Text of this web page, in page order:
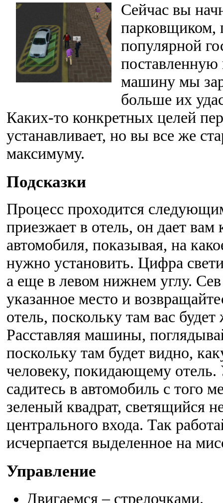
Сейчас вы
парковщиком,
популярной
поставленную
машину мы
больше их
Каких-то конкретных целей
устанавливает, но вы все же
максимуму.
Подсказки
Процесс проходится
приезжает в отель, он дает вам
автомобиля, показывая, на
нужно установить. Цифра
а еще в левом нижнем углу.
указанное место и
отель, поскольку там вас
Расставляя машины,
поскольку там будет видно,
человеку, покидающему
садитесь в автомобиль с того
зеленый квадрат, светящийся
центрального входа. Так
исчерпается выделенное на
Управление
Двигаемся – стрелочками.